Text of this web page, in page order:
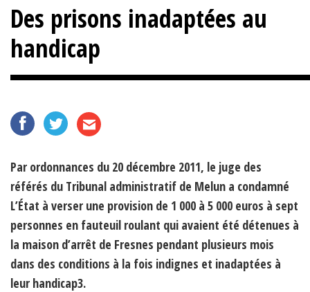
Des prisons inadaptées au
handicap
Par ordonnances du 20 décembre 2011, le juge des
référés du Tribunal administratif de Melun a condamné
L’État à verser une provision de 1 000 à 5 000 euros à sept
personnes en fauteuil roulant qui avaient été détenues à
la maison d’arrêt de Fresnes pendant plusieurs mois
dans des conditions à la fois indignes et inadaptées à
leur handicap3.